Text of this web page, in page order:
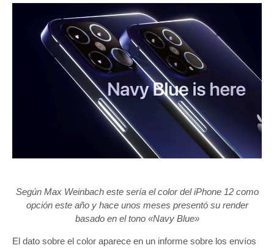
Según Max Weinbach este sería el color del iPhone 12 como
opción este año y hace unos meses presentó su render
basado en el tono «Navy Blue»
El dato sobre el color aparece en un informe sobre los envíos